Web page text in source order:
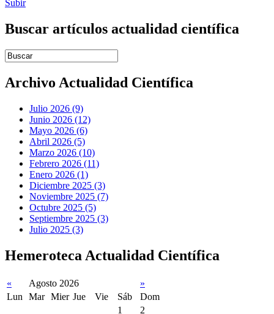
Subir
Buscar artículos actualidad científica
Introduce términos de búsqueda
Archivo Actualidad Científica
Julio 2026 (9)
Junio 2026 (12)
Mayo 2026 (6)
Abril 2026 (5)
Marzo 2026 (10)
Febrero 2026 (11)
Enero 2026 (1)
Diciembre 2025 (3)
Noviembre 2025 (7)
Octubre 2025 (5)
Septiembre 2025 (3)
Julio 2025 (3)
Hemeroteca Actualidad Científica
« Agosto 2026
»
Lun
Mar Mier Jue Vie Sáb
Dom
1
2